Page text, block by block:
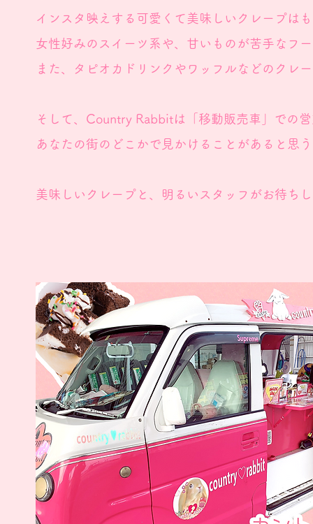
インスタ映えする可愛くて美味しいクレープは
女性好みのスイーツ系や、甘いものが苦手なフ
また、タピオカドリンクやワッフルなどのクレ
そして、Country Rabbitは「移動販売車」での
あなたの街のどこかで見かけることがあると思
美味しいクレープと、明るいスタッフがお待ち